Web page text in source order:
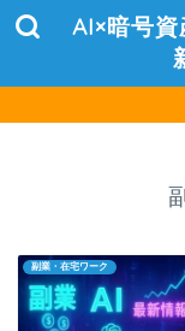
AI×暗号
副業・在宅ワーク